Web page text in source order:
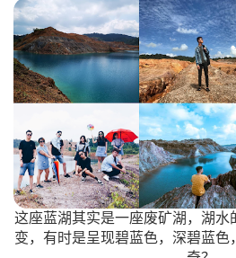
这座蓝湖其实是一座废矿湖，湖
变，有时是呈现碧蓝色，深碧蓝